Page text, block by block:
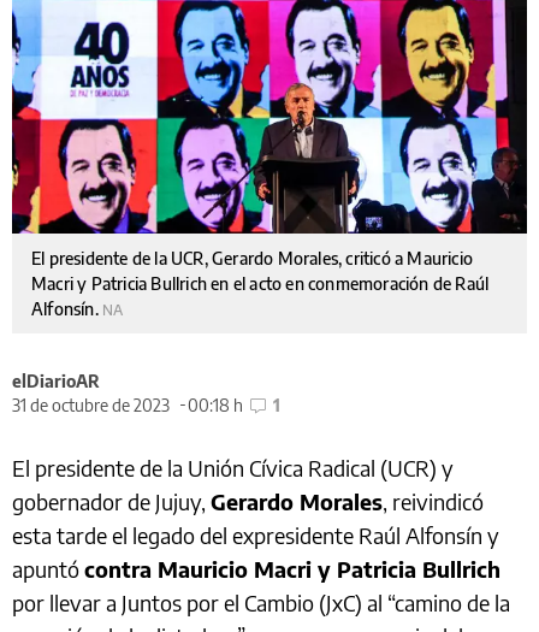
El presidente de la UCR, Gerardo Morales, criticó a Mauricio
Macri y Patricia Bullrich en el acto en conmemoración de Raúl
Alfonsín. NA
elDiarioAR
31 de octubre de 2023
00:18 h 1
El presidente de la Unión Cívica Radical (UCR) y
gobernador de Jujuy, Gerardo Morales, reivindicó
esta tarde el legado del expresidente Raúl Alfonsín y
apuntócontra Mauricio Macri y Patricia Bullrich
por llevar a Juntos por el Cambio (JxC) al “camino de la